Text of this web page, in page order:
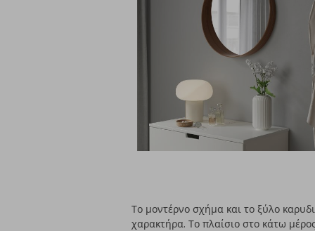
Το μοντέρνο σχήμα και το ξύλο
χαρακτήρα. Το πλαίσιο στο κάτω